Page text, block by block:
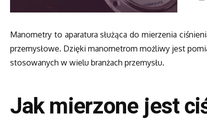
Manometry to aparatura służąca do mierzenia
przemysłowe. Dzięki manometrom możliwy jest
stosowanych w wielu branżach przemysłu.
Jak mierzone jest